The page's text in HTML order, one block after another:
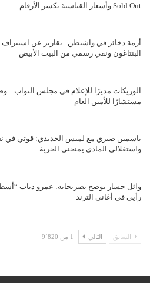
Sold Out وأسعار القياسية تكسر الأرقام
أزمة ذخائر في واشنطن.. تقارير عن استنزاف
البنتاغون ونفي رسمي من البيت الأبيض
الوريكات مديرًا للإعلام في مجلس النواب ..
مستشارًا للأمين العام
ياسمين صبري مع لميس الحديدي: قوتي في
واستقلالي المادي يمنحني الحرية
وائل جسار يوضح تصريحاته: عمرو دياب
رأيي في أغاني الترند
السابق التالي 1 من 9٬820